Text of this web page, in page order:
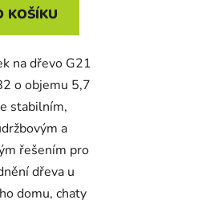
KOŠÍKU
na dřevo G21
o objemu 5,7
stabilním,
a
řešením pro
dřeva u
domu, chaty